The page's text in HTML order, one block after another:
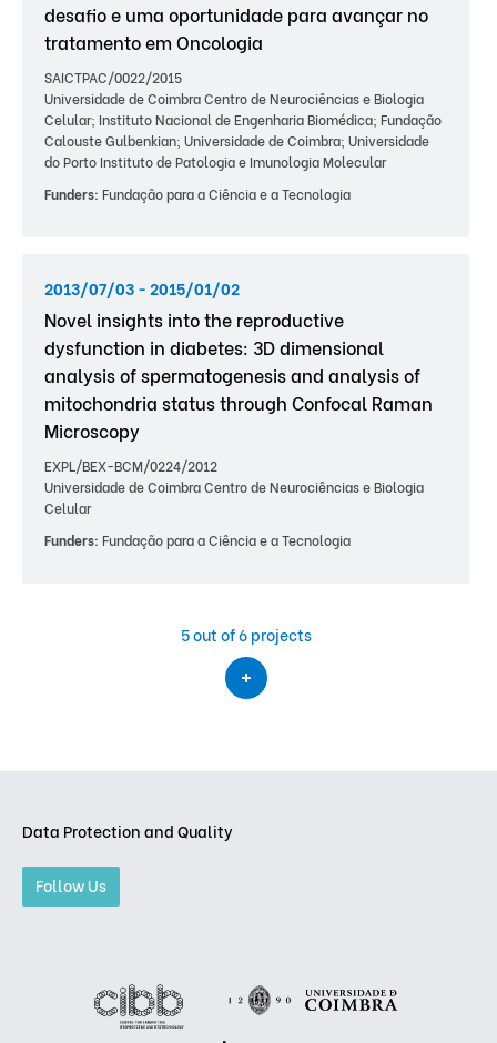
desafio e uma oportunidade para avançar no
tratamento em Oncologia
SAICTPAC/0022/2015
Universidade de Coimbra Centro de Neurociências e Biologia
Celular; Instituto Nacional de Engenharia Biomédica; Fundação
Calouste Gulbenkian; Universidade de Coimbra; Universidade
do Porto Instituto de Patologia e Imunologia Molecular
Funders: Fundação para a Ciência e a Tecnologia
2013/07/03 - 2015/01/02
Novel insights into the reproductive
dysfunction in diabetes: 3D dimensional
analysis of spermatogenesis and analysis of
mitochondria status through Confocal Raman
Microscopy
EXPL/BEX-BCM/0224/2012
Universidade de Coimbra Centro de Neurociências e Biologia
Celular
Funders: Fundação para a Ciência e a Tecnologia
5out of 6 projects
Data Protection and Quality
Follow Us